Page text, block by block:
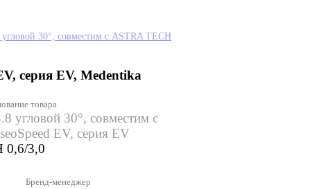
30°, совместим с ASTRA TECH
серия EV, Medentika
товара
угловой 30°, совместим с
EV, серия EV
0,6/3,0
Бренд-менеджер